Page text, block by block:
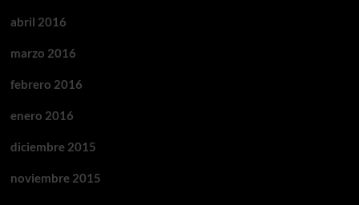
abril 2016
marzo 2016
febrero 2016
enero 2016
diciembre 2015
noviembre 2015